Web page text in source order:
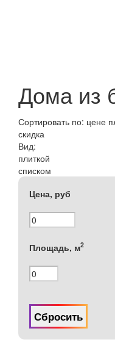
Дома из
Сортировать по: цене
скидка
Вид:
плиткой
списком
Цена, руб
Площадь, м2
Сбросить